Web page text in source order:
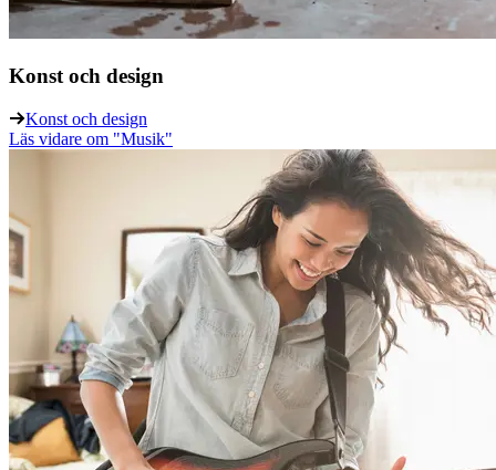
Konst och design
Konst och design
Läs vidare om "Musik"